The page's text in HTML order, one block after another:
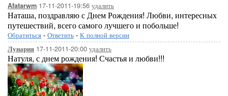
Afatarwm 17-11-2011-19:56 удалить
Наташа, поздравляю с Днем Рождения! Любви, интересных
путешествий, всего самого лучшего и побольше!
Обратиться - Ответить - К полной версии
Лунария 17-11-2011-20:00 удалить
Натуля, с днем рождения! Счастья и любви!!!